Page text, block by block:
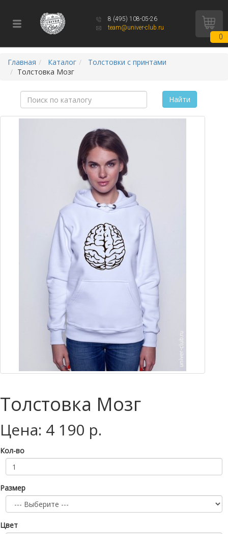
8 (495) 108-05-26
team@univer-club.ru
0
Главная Каталог
Толстовки с принтами
Толстовка Мозг
Найти
Толстовка Мозг
Цена: 4 190 р.
Кол-во
Размер
Цвет